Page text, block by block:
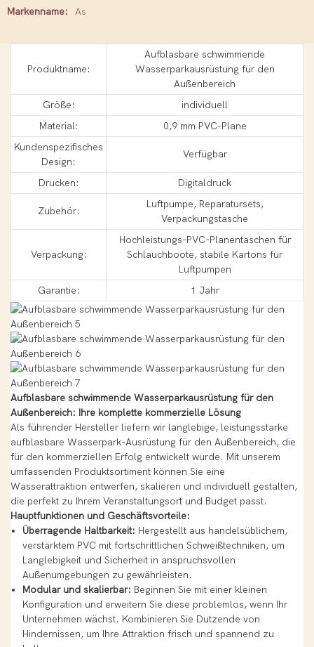
Markenname:
As
Produktname:
Aufblasbare schwimmende
Wasserparkausrüstung für den
Außenbereich
Größe:
individuell
Material:
0,9 mm PVC-Plane
Kundenspezifisches
Design:
Verfügbar
Drucken: Digitaldruck
Zubehör:
Luftpumpe, Reparatursets,
Verpackungstasche
Verpackung:
Hochleistungs-PVC-Planentaschen für
Schlauchboote, stabile Kartons für
Luftpumpen
Garantie:
1 Jahr
Aufblasbare schwimmende Wasserparkausrüstung für den
Außenbereich: Ihre komplette kommerzielle Lösung
Als führender Hersteller liefern wir langlebige, leistungsstarke
aufblasbare Wasserpark-Ausrüstung für den Außenbereich, die
für den kommerziellen Erfolg entwickelt wurde. Mit unserem
umfassenden Produktsortiment können Sie eine
Wasserattraktion entwerfen, skalieren und individuell gestalten,
die perfekt zu Ihrem Veranstaltungsort und Budget passt.
Hauptfunktionen und Geschäftsvorteile:
Überragende Haltbarkeit: Hergestellt aus handelsüblichem,
verstärktem PVC mit fortschrittlichen Schweißtechniken, um
Langlebigkeit und Sicherheit in anspruchsvollen
Außenumgebungen zu gewährleisten.
Modular und skalierbar: Beginnen Sie mit einer kleinen
Konfiguration und erweitern Sie diese problemlos, wenn Ihr
Unternehmen wächst. Kombinieren Sie Dutzende von
Hindernissen, um Ihre Attraktion frisch und spannend zu